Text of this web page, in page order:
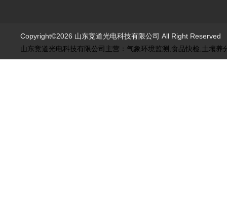
Copyright©2026 山东竞道光电科技有限公司 All Right
山东竞道光电科技有限公司主营：气象环境监测,食品快检,土壤养